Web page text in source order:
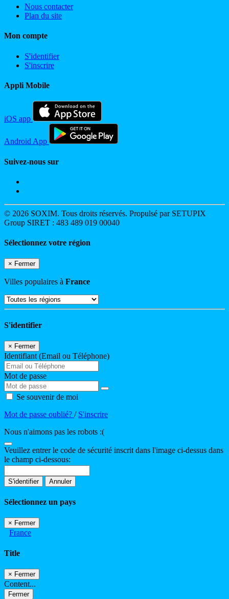
Nous contacter
Plan du site
Mon compte
S'identifier
S'inscrire
Appli Mobile
iOS app
Android App
Suivez-nous sur
© 2026 SOXIM. Tous droits réservés. Propulsé par SETUPIX
Group SIRET : 483 489 019 00040
Sélectionnez votre région
× Fermer
Villes populaires à France
S'identifier
× Fermer
Identifiant (Email ou Téléphone)
Mot de passe
Se souvenir de moi
Mot de passe oublié? / S'inscrire
Nous n'aimons pas les robots :(
Veuillez entrer le code de sécurité inscrit dans l'image ci-dessus dans
le champ ci-dessous:
S'identifier Annuler
Sélectionnez un pays
× Fermer
France
Title
× Fermer
Content...
Fermer